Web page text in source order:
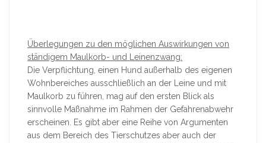
Überlegungen zu den möglichen Auswirkungen von
ständigem Maulkorb- und Leinenzwang:
Die Verpflichtung, einen Hund außerhalb des eigenen
Wohnbereiches ausschließlich an der Leine und mit
Maulkorb zu führen, mag auf den ersten Blick als
sinnvolle Maßnahme im Rahmen der Gefahrenabwehr
erscheinen. Es gibt aber eine Reihe von Argumenten
aus dem Bereich des Tierschutzes aber auch der